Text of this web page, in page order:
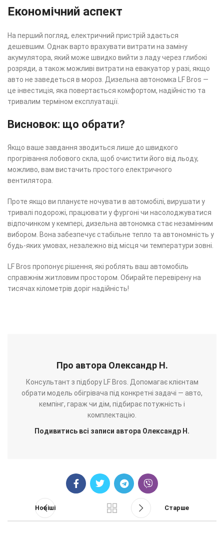
Економічний аспект
На перший погляд, електричний пристрій здається
дешевшим. Однак варто врахувати витрати на заміну
акумулятора, який може швидко вийти з ладу через глибокі
розряди, а також можливі витрати на евакуатор у разі, якщо
авто не заведеться в мороз. Дизельна автономка LF Bros —
це інвестиція, яка повертається комфортом, надійністю та
тривалим терміном експлуатації.
Висновок: що обрати?
Якщо ваше завдання зводиться лише до швидкого
прогрівання лобового скла, щоб очистити його від льоду,
можливо, вам вистачить простого електричного
вентилятора.
Проте якщо ви плануєте ночувати в автомобілі, вирушати у
тривалі подорожі, працювати у фургоні чи насолоджуватися
відпочинком у кемпері, дизельна автономка стає незамінним
вибором. Вона забезпечує стабільне тепло та автономність у
будь-яких умовах, незалежно від місця чи температури зовні.
LF Bros пропонує рішення, які роблять ваш автомобіль
справжнім житловим простором. Обирайте перевірену на
тисячах кілометрів доріг надійність!
Про автора Олександр Н.
Консультант з підбору LF Bros. Допомагає клієнтам
обрати модель обігрівача під конкретні задачі — авто,
кемпінг, гараж чи дім, підбирає потужність і
комплектацію.
Подивитись всі записи автора Олександр Н.
Новіші Старше